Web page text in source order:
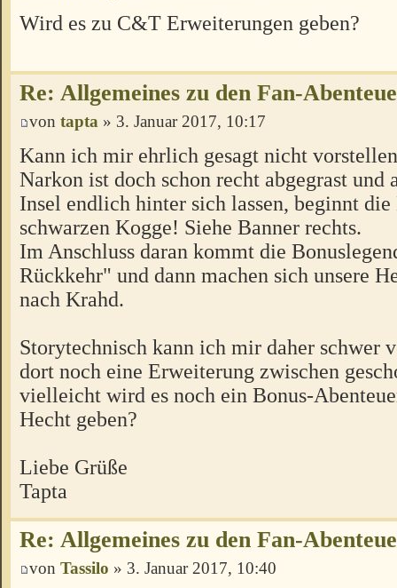
Wird es zu C&T Erweiterungen geben?
Re: Allgemeines zu den Fan-
von tapta » 3. Januar 2017, 10:17
Kann ich mir ehrlich gesagt nicht
Narkon ist doch schon recht abgegrast und
Insel endlich hinter sich lassen, beginnt die
schwarzen Kogge! Siehe Banner rechts.
Im Anschluss daran kommt die
Rückkehr" und dann machen sich unsere
nach Krahd.
Storytechnisch kann ich mir daher schwer
dort noch eine Erweiterung zwischen
vielleicht wird es noch ein Bonus-
Hecht geben?
Liebe Grüße
Tapta
Re: Allgemeines zu den Fan-
von Tassilo » 3. Januar 2017, 10:40